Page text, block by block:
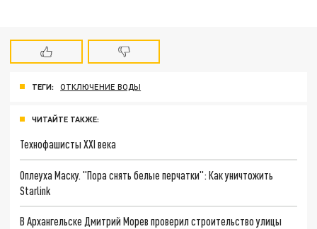
ТЕГИ: ОТКЛЮЧЕНИЕ ВОДЫ
ЧИТАЙТЕ ТАКЖЕ:
Технофашисты XXI века
Оплеуха Маску. "Пора снять белые перчатки": Как уничтожить
Starlink
В Архангельске Дмитрий Морев проверил строительство улицы